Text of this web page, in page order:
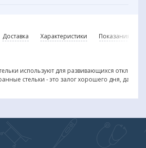
Доставка Характеристики Показания и
используют для развивающихся
стельки - это залог хорошего дня, даже